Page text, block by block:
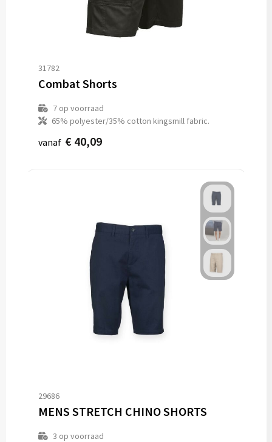
31782
Combat Shorts
7op voorraad
65% polyester/35% cotton kingsmill fabric.
vanaf € 40,09
29686
MENS STRETCH CHINO SHORTS
3 op voorraad